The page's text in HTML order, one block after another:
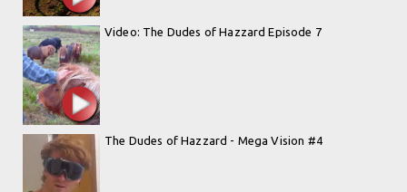
Video: The Dudes of Hazzard Episode 7
The Dudes of Hazzard - Mega Vision #4